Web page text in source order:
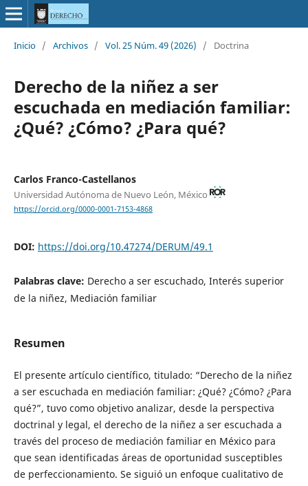
Inicio / Archivos / Vol. 25 Núm. 49 (2026) / Doctrina
Derecho de la niñez a ser
escuchada en mediación familiar:
¿Qué? ¿Cómo? ¿Para qué?
Carlos Franco-Castellanos
Universidad Autónoma de Nuevo León, México
https://orcid.org/0000-0001-7153-4868
DOI: https://doi.org/10.47274/DERUM/49.1
Palabras clave: Derecho a ser escuchado, Interés superior
de la niñez, Mediación familiar
Resumen
El presente artículo científico, titulado: “Derecho de la niñez
a ser escuchada en mediación familiar: ¿Qué? ¿Cómo? ¿Para
qué?”, tuvo como objetivo analizar, desde la perspectiva
doctrinal y legal, el derecho de la niñez a ser escuchada a
través del proceso de mediación familiar en México para
que sean identificadas áreas de oportunidad susceptibles
de perfeccionamiento. Se siguió un enfoque cualitativo de